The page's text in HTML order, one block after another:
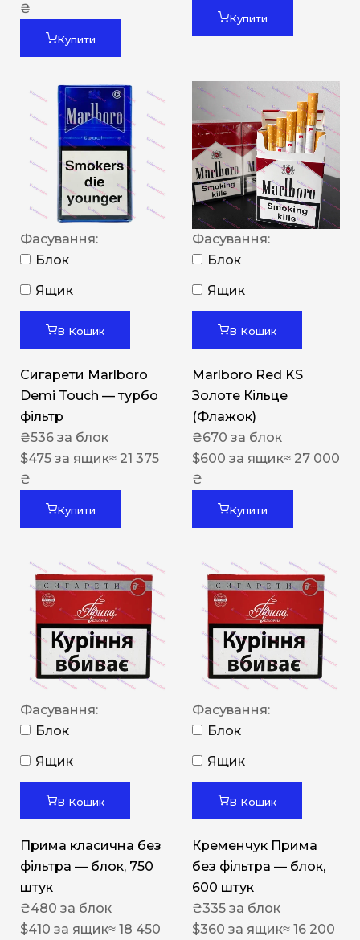
₴
Купити
Купити
Фасування:
Блок
Ящик
В Кошик
Сигарети Marlboro
Demi Touch — турбо
фільтр
₴536 за блок
$475 за ящик≈ 21 375
₴
Купити
Фасування:
Блок
Ящик
В Кошик
Marlboro Red KS
Золоте Кільце
(Флажок)
₴670 за блок
$600 за ящик≈ 27 000
₴
Купити
Фасування:
Блок
Ящик
В Кошик
Прима класична без
фільтра — блок, 750
штук
₴480 за блок
$410 за ящик≈ 18 450
Фасування:
Блок
Ящик
В Кошик
Кременчук Прима
без фільтра — блок,
600 штук
₴335 за блок
$360 за ящик≈ 16 200